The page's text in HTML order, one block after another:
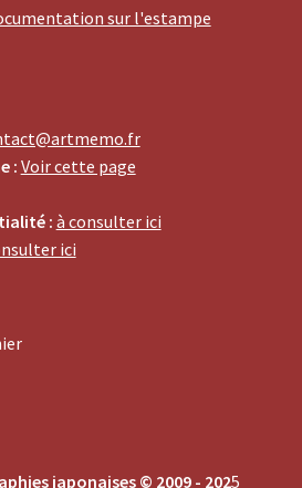
sur l'estampe
: Voir cette page
: à consulter ici
ici
japonaises © 2009 - 2025